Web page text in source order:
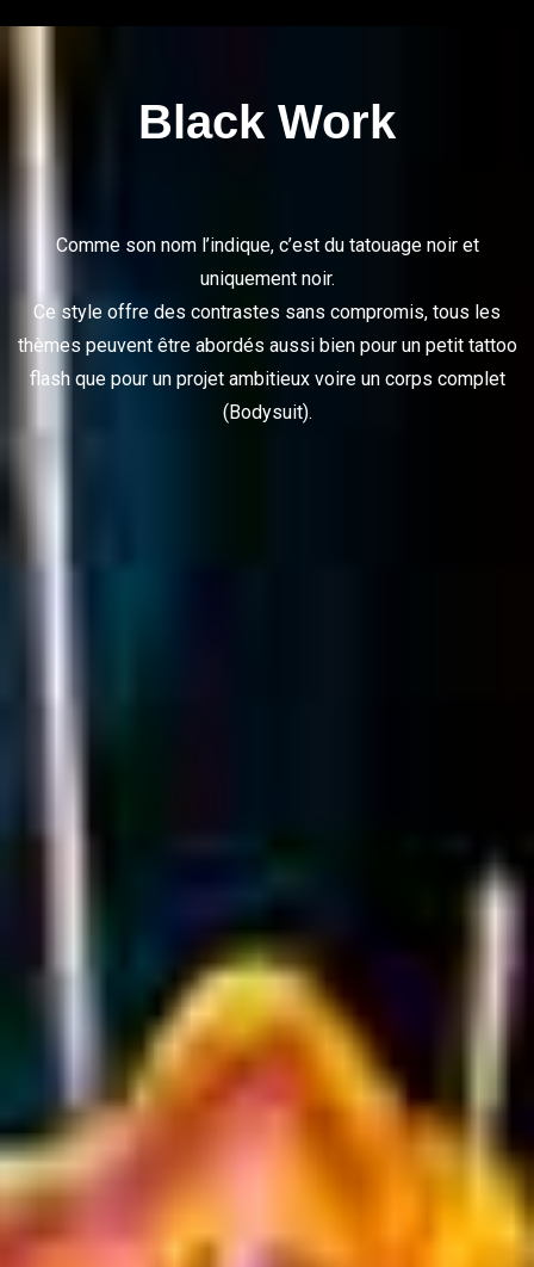
Black Work
Comme son nom l’indique, c’est du tatouage noir et
uniquement noir.
Ce style offre des contrastes sans compromis, tous les
thèmes peuvent être abordés aussi bien pour un petit tattoo
flash que pour un projet ambitieux voire un corps complet
(Bodysuit).